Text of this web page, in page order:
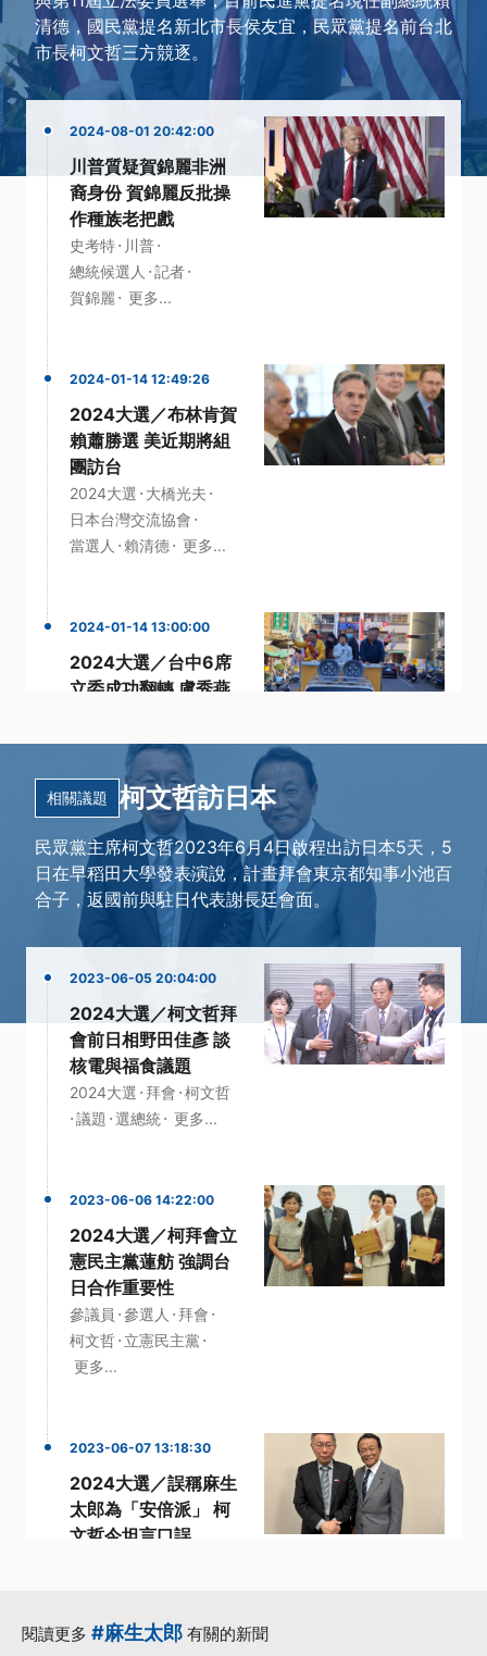
清德，國民黨提名新北市長侯友宜，民眾黨提名前台北
市長柯文哲三方競逐。
2024-08-01 20:42:00
川普質疑賀錦麗非洲
裔身份 賀錦麗反批操
作種族老把戲
史考特· 川普·
總統候選人 ·記者·
賀錦麗 · 更多...
2024-01-14 12:49:26
2024大選／布林肯賀
賴蕭勝選 美近期將組
團訪台
2024大選 · 大橋光夫 ·
日本台灣交流協會 ·
當選人 · 賴清德· 更多...
2024-01-14 13:00:00
2024大選／台中6席
立委成功翻轉 盧秀燕
中二選區·區域立委·
盧秀燕 · 立委
更多...
相關議題 柯文哲訪日本
民眾黨主席柯文哲2023年6月4日啟程出訪日本5天，5
日在早稻田大學發表演說，計畫拜會東京都知事小池百
合子，返國前與駐日代表謝長廷會面。
2023-06-05 20:04:00
2024大選／柯文哲拜
會前日相野田佳彥 談
核電與福食議題
2024大選 · 拜會 ·柯文哲
·議題 ·選總統· 更多...
2023-06-06 14:22:00
2024大選／柯拜會立
憲民主黨蓮舫 強調台
日合作重要性
參議員 ·參選人 · 拜會 ·
柯文哲· 立憲民主黨 ·
更多...
2023-06-07 13:18:30
2024大選／誤稱麻生
太郎為「安倍派」 柯
文哲今坦言口誤
閱讀更多 #麻生太郎 有關的新聞